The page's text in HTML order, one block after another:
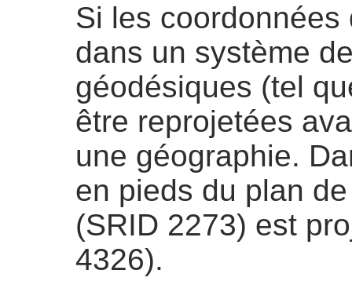
Si les
dans un système
géodésiques (tel
être reprojetées
une géographie.
en pieds du plan
(SRID 2273) est
4326).